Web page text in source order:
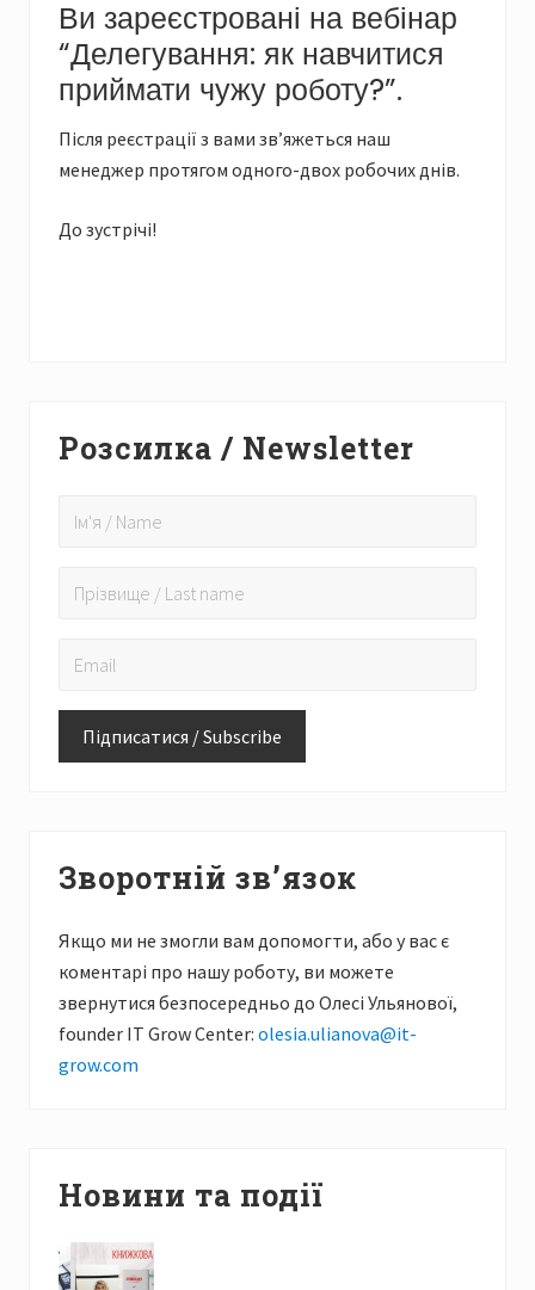
Ви зареєстровані на вебінар
“Делегування: як навчитися
приймати чужу роботу?”.
Після реєстрації з вами зв’яжеться наш
менеджер протягом одного-двох робочих днів.
До зустрічі!
Sidebar
Розсилка / Newsletter
Зворотній зв’язок
Якщо ми не змогли вам допомогти, або у вас є
коментарі про нашу роботу, ви можете
звернутися безпосередньо до Олесі Ульянової,
founder IT Grow Center: olesia.ulianova@it-
grow.com
Новини та події